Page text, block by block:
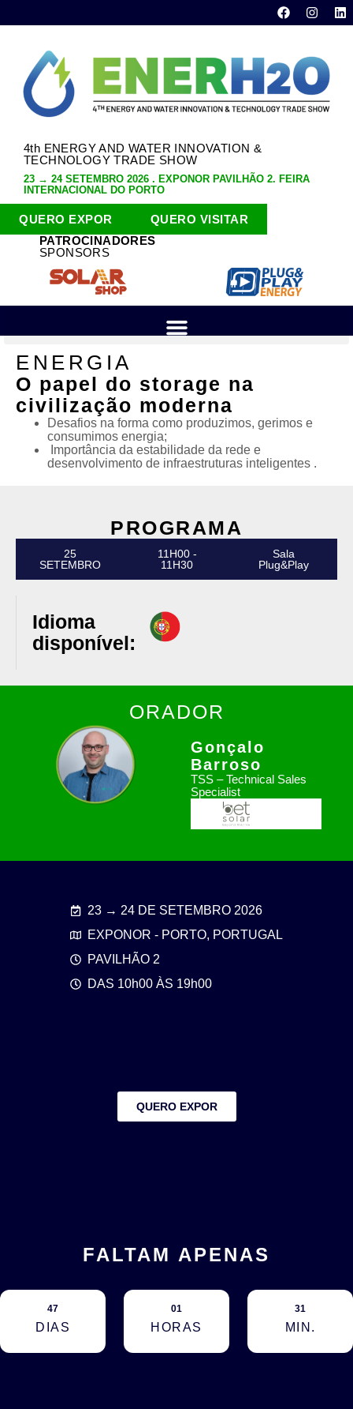
4th ENERGY AND WATER INNOVATION &
TECHNOLOGY TRADE SHOW
23 → 24 SETEMBRO 2026 . EXPONOR PAVILHÃO 2. FEIRA
INTERNACIONAL DO PORTO
QUERO EXPOR
QUERO VISITAR
PATROCINADORES
SPONSORS
ENERGIA
O papel do storage na
civilização moderna
Desafios na forma como produzimos, gerimos e
consumimos energia;
Importância da estabilidade da rede e
desenvolvimento de infraestruturas inteligentes .
PROGRAMA
25
SETEMBRO
11H00 -
11H30
Sala
Plug&Play
Idioma
disponível:
ORADOR
Gonçalo
Barroso
TSS – Technical Sales
Specialist
23 → 24 DE SETEMBRO 2026
EXPONOR - PORTO, PORTUGAL
PAVILHÃO 2
DAS 10h00 ÀS 19h00
QUERO EXPOR
FALTAM APENAS
47
DIAS
01
HORAS
31
MIN.